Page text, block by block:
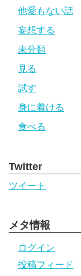
他愛もない話
妄想する
未分類
見る
試す
身に着ける
食べる
Twitter
ツイート
メタ情報
ログイン
投稿フィード